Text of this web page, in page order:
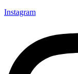
Instagram